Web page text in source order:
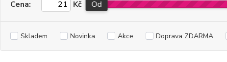
Cena: Kč Od
Skladem Novinka Akce Doprava ZDARMA